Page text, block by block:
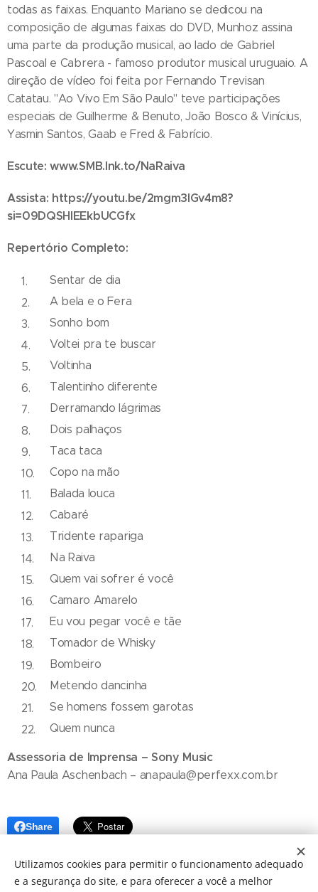
todas as faixas. Enquanto Mariano se dedicou na
composição de algumas faixas do DVD, Munhoz assina
uma parte da produção musical, ao lado de Gabriel
Pascoal e Cabrera - famoso produtor musical uruguaio. A
direção de vídeo foi feita por Fernando Trevisan
Catatau. "Ao Vivo Em São Paulo" teve participações
especiais de Guilherme & Benuto, João Bosco & Vinícius,
Yasmin Santos, Gaab e Fred & Fabrício.
Escute: www.SMB.lnk.to/NaRaiva
Assista: https://youtu.be/2mgm3IGv4m8?
si=09DQSHlEEkbUCGfx
Repertório Completo:
Sentar de dia
A bela e o Fera
Sonho bom
Voltei pra te buscar
Voltinha
Talentinho diferente
Derramando lágrimas
Dois palhaços
Taca taca
Copo na mão
Balada louca
Cabaré
Tridente rapariga
Na Raiva
Quem vai sofrer é você
Camaro Amarelo
Eu vou pegar você e tãe
Tomador de Whisky
Bombeiro
Metendo dancinha
Se homens fossem garotas
Quem nunca
Assessoria de Imprensa – Sony Music
Ana Paula Aschenbach – anapaula@perfexx.com.br
Share
Utilizamos cookies para permitir o funcionamento adequado
e a segurança do site, e para oferecer a você a melhor